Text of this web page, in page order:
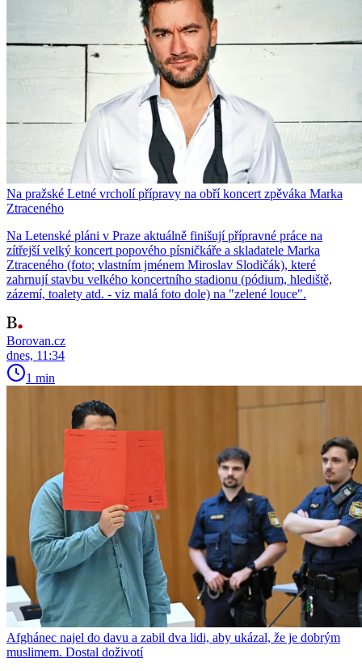
Na pražské Letné vrcholí přípravy na obří koncert zpěváka Marka
Ztraceného
Na Letenské pláni v Praze aktuálně finišují přípravné práce na
zítřejší velký koncert popového písničkáře a skladatele Marka
Ztraceného (foto; vlastním jménem Miroslav Slodičák), které
zahrnují stavbu velkého koncertního stadionu (pódium, hlediště,
zázemí, toalety atd. - viz malá foto dole) na "zelené louce".
Borovan.cz
dnes, 11:34
1 min
Afghánec najel do davu a zabil dva lidi, aby ukázal, že je dobrým
muslimem. Dostal doživotí